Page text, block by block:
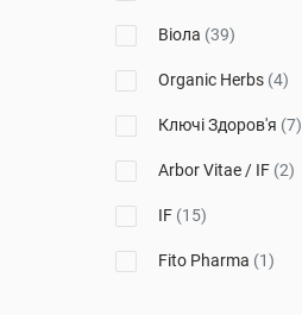
Віола (39)
Organic Herbs (4)
Ключі Здоров'я (7)
Arbor Vitae / IF (2)
IF (15)
Fito Pharma (1)